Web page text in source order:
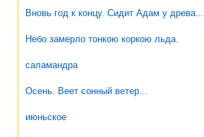
Вновь год к концу. Сидит Адам у древа...
Небо замерло тонкою коркою льда.
саламандра
Осень. Веет сонный ветер...
июньское